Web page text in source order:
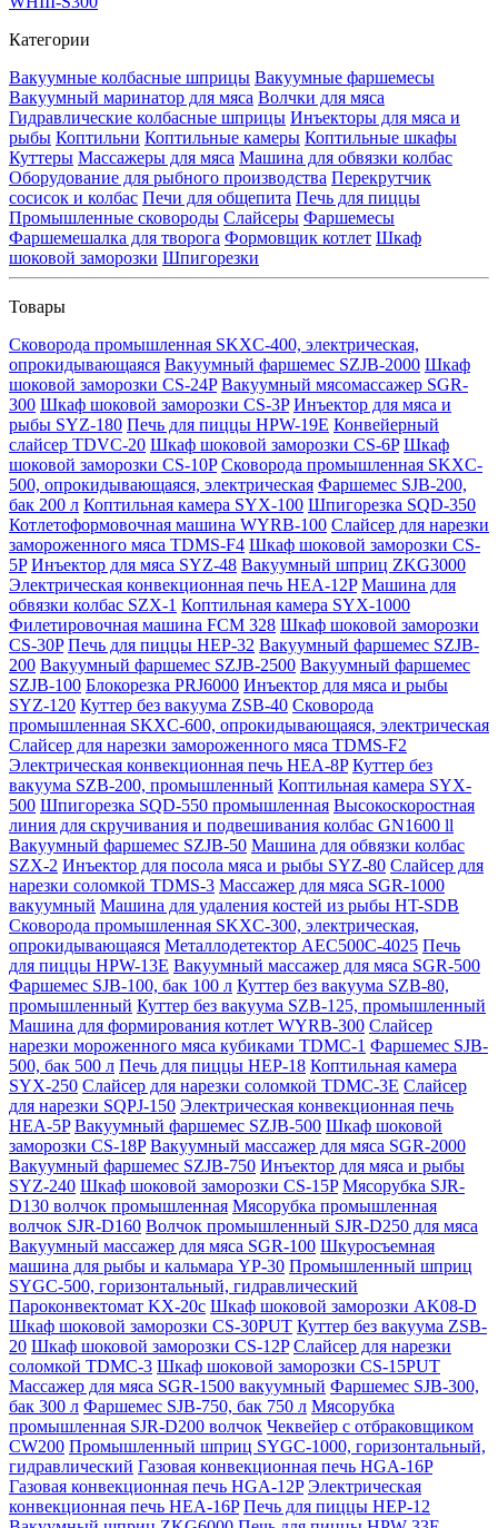
Категории
Вакуумные колбасные шприцы Вакуумные фаршемесы
Вакуумный маринатор для мяса Волчки для мяса
Гидравлические колбасные шприцы Инъекторы для мяса и
рыбы Коптильни Коптильные камеры Коптильные шкафы
Куттеры Массажеры для мяса Машина для обвязки колбас
Оборудование для рыбного производства Перекрутчик
сосисок и колбас Печи для общепита Печь для пиццы
Промышленные сковороды Слайсеры Фаршемесы
Фаршемешалка для творога Формовщик котлет Шкаф
шоковой заморозки Шпигорезки
Товары
Сковорода промышленная SKXC-400, электрическая,
опрокидывающаяся Вакуумный фаршемес SZJB-2000 Шкаф
шоковой заморозки CS-24P Вакуумный мясомассажер SGR-
300 Шкаф шоковой заморозки CS-3P Инъектор для мяса и
рыбы SYZ-180 Печь для пиццы HPW-19E Конвейерный
слайсер TDVC-20 Шкаф шоковой заморозки CS-6P Шкаф
шоковой заморозки CS-10P Сковорода промышленная SKXC-
500, опрокидывающаяся, электрическая Фаршемес SJB-200,
бак 200 л Коптильная камера SYX-100 Шпигорезка SQD-350
Котлетоформовочная машина WYRB-100 Слайсер для нарезки
замороженного мяса TDMS-F4 Шкаф шоковой заморозки CS-
5P Инъектор для мяса SYZ-48 Вакуумный шприц ZKG3000
Электрическая конвекционная печь HEA-12P Машина для
обвязки колбас SZX-1 Коптильная камера SYX-1000
Филетировочная машина FCM 328 Шкаф шоковой заморозки
CS-30P Печь для пиццы HEP-32 Вакуумный фаршемес SZJB-
200 Вакуумный фаршемес SZJB-2500 Вакуумный фаршемес
SZJB-100 Блокорезка PRJ6000 Инъектор для мяса и рыбы
SYZ-120 Куттер без вакуума ZSB-40 Сковорода
промышленная SKXC-600, опрокидывающаяся, электрическая
Слайсер для нарезки замороженного мяса TDMS-F2
Электрическая конвекционная печь HEA-8P Куттер без
вакуума SZB-200, промышленный Коптильная камера SYX-
500 Шпигорезка SQD-550 промышленная Высокоскоростная
линия для скручивания и подвешивания колбас GN1600 ll
Вакуумный фаршемес SZJB-50 Машина для обвязки колбас
SZX-2 Инъектор для посола мяса и рыбы SYZ-80 Слайсер для
нарезки соломкой TDMS-3 Массажер для мяса SGR-1000
вакуумный Машина для удаления костей из рыбы HT-SDB
Сковорода промышленная SKXC-300, электрическая,
опрокидывающаяся Металлодетектор AEC500C-4025 Печь
для пиццы HPW-13E Вакуумный массажер для мяса SGR-500
Фаршемес SJB-100, бак 100 л Куттер без вакуума SZB-80,
промышленный Куттер без вакуума SZB-125, промышленный
Машина для формирования котлет WYRB-300 Слайсер
нарезки мороженного мяса кубиками TDMC-1 Фаршемес SJB-
500, бак 500 л Печь для пиццы HEP-18 Коптильная камера
SYX-250 Слайсер для нарезки соломкой TDMC-3E Слайсер
для нарезки SQPJ-150 Электрическая конвекционная печь
HEA-5P Вакуумный фаршемес SZJB-500 Шкаф шоковой
заморозки CS-18P Вакуумный массажер для мяса SGR-2000
Вакуумный фаршемес SZJB-750 Инъектор для мяса и рыбы
SYZ-240 Шкаф шоковой заморозки CS-15P Мясорубка SJR-
D130 волчок промышленная Мясорубка промышленная
волчок SJR-D160 Волчок промышленный SJR-D250 для мяса
Вакуумный массажер для мяса SGR-100 Шкуросъемная
машина для рыбы и кальмара YP-30 Промышленный шприц
SYGC-500, горизонтальный, гидравлический
Пароконвектомат KX-20c Шкаф шоковой заморозки AK08-D
Шкаф шоковой заморозки CS-30PUT Куттер без вакуума ZSB-
20 Шкаф шоковой заморозки CS-12P Слайсер для нарезки
соломкой TDMC-3 Шкаф шоковой заморозки CS-15PUT
Массажер для мяса SGR-1500 вакуумный Фаршемес SJB-300,
бак 300 л Фаршемес SJB-750, бак 750 л Мясорубка
промышленная SJR-D200 волчок Чеквейер с отбраковщиком
CW200 Промышленный шприц SYGC-1000, горизонтальный,
гидравлический Газовая конвекционная печь HGA-16P
Газовая конвекционная печь HGA-12P Электрическая
конвекционная печь HEA-16P Печь для пиццы HEP-12